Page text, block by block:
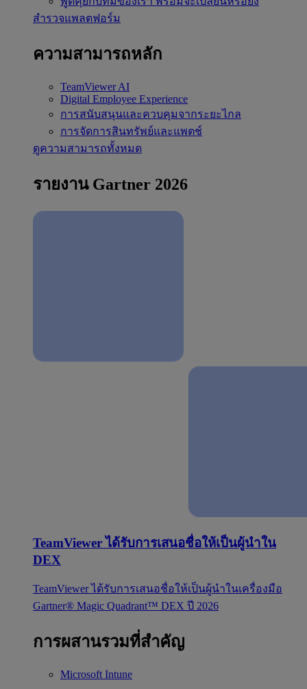
สำรวจแพลตฟอร์ม
ความสามารถหลัก
TeamViewer AI
Digital Employee Experience
การสนับสนุนและควบคุมจากระยะไกล
การจัดการสินทรัพย์และแพตช์
ดูความสามารถทั้งหมด
รายงาน Gartner 2026
TeamViewer ได้รับการเสนอชื่อให้เป็นผู้นำใน
DEX
TeamViewer ได้รับการเสนอชื่อให้เป็นผู้นำในเครื่องมือ
Gartner® Magic Quadrant™ DEX ปี 2026
การผสานรวมที่สำคัญ
Microsoft Intune